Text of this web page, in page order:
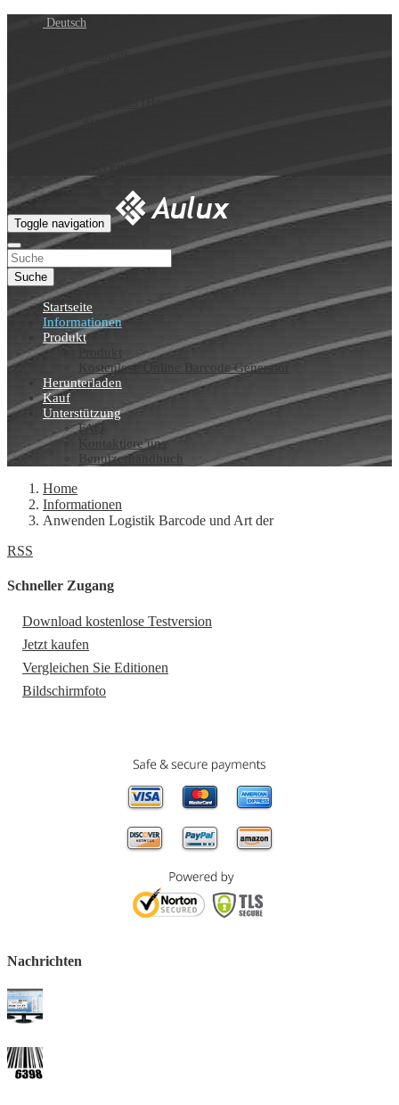
Deutsch
Toggle navigation
Suche
Startseite
Informationen
Produkt
Kostenlose Online Barcode Generator
Herunterladen
Kauf
Unterstützung
FAQ
Kontaktiere uns
Benutzerhandbuch
Home
Informationen
Anwenden Logistik Barcode und Art der
RSS
Schneller Zugang
Download kostenlose Testversion
Jetzt kaufen
Vergleichen Sie Editionen
Bildschirmfoto
Nachrichten